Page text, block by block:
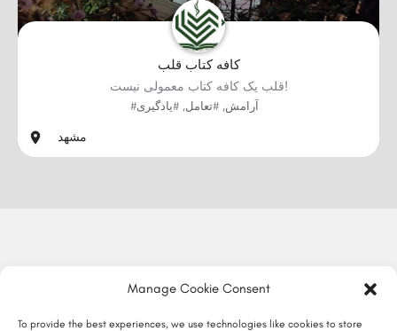
Manage Cookie Consent
To provide the best experiences, we use technologies like cookies to store
کافه کتاب قلب
قلب یک کافه کتاب معمولی نیست!
#آرامش, #تعامل, #یادگیری
مشهد